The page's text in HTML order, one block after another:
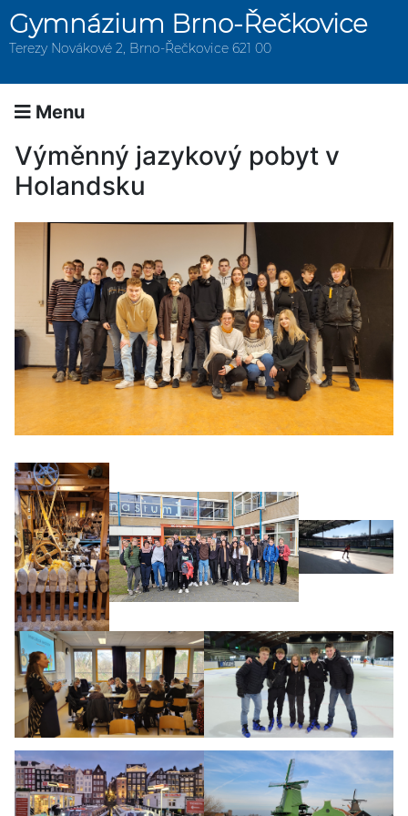
Gymnázium Brno-Řečkovice
Terezy Novákové 2, Brno-Řečkovice 621 00
Menu
Výměnný jazykový pobyt v
Holandsku